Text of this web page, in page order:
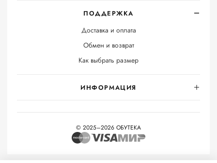
ПОДДЕРЖКА
Доставка и оплата
Обмен и возврат
Как выбрать размер
ИНФОРМАЦИЯ
© 2025–2026 ОБУТЕКА